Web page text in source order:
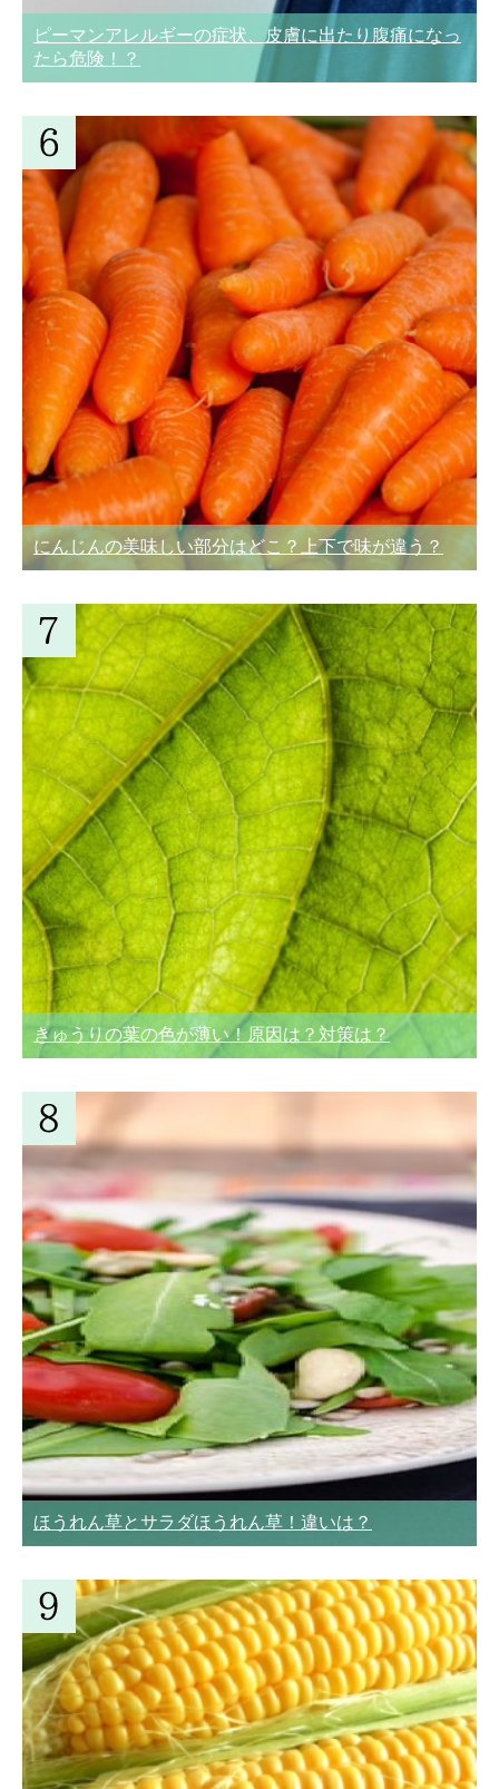
ピーマンアレルギーの症状、皮膚に出たり腹痛になっ
たら危険！？
にんじんの美味しい部分はどこ？上下で味が違う？
きゅうりの葉の色が薄い！原因は？対策は？
ほうれん草とサラダほうれん草！違いは？